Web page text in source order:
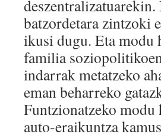
batzordetara zintzoki
ikusi dugu. Eta modu
familia
indarrak metatzeko
eman beharreko
Funtzionatzeko modu
auto-eraikuntza